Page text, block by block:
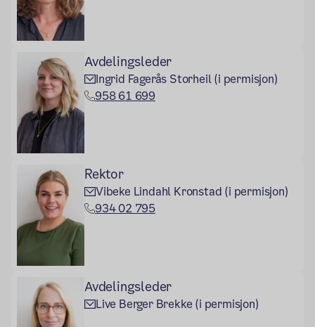
Avdelingsleder
Ingrid Fagerås Storheil (i permisjon)
958 61 699
Rektor
Vibeke Lindahl Kronstad (i permisjon)
934 02 795
Avdelingsleder
Live Berger Brekke (i permisjon)